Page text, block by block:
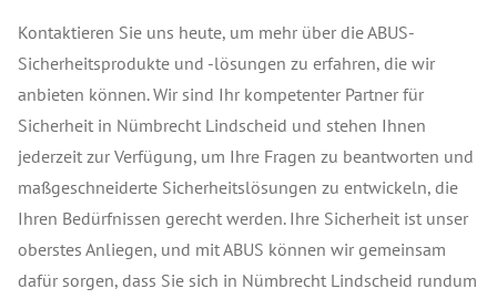
Kontaktieren Sie uns heute, um mehr über die ABUS-
Sicherheitsprodukte und -lösungen zu erfahren, die wir
anbieten können. Wir sind Ihr kompetenter Partner für
Sicherheit in Nümbrecht Lindscheid und stehen Ihnen
jederzeit zur Verfügung, um Ihre Fragen zu beantworten und
maßgeschneiderte Sicherheitslösungen zu entwickeln, die
Ihren Bedürfnissen gerecht werden. Ihre Sicherheit ist unser
oberstes Anliegen, und mit ABUS können wir gemeinsam
dafür sorgen, dass Sie sich in Nümbrecht Lindscheid rundum